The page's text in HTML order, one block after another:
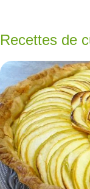
Recettes de